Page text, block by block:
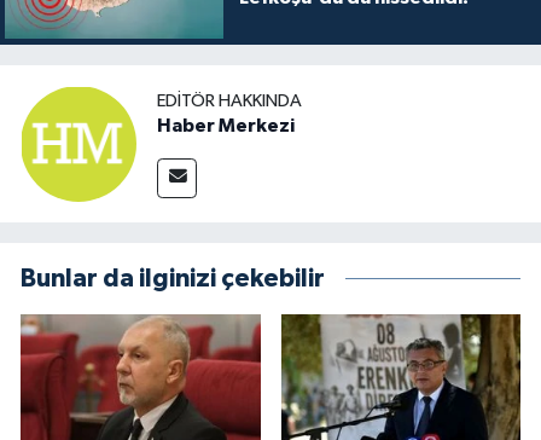
EDITÖR HAKKINDA
Haber Merkezi
Bunlar da ilginizi çekebilir